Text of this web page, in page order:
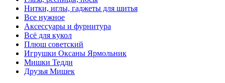
Нитки, иглы, гаджеты для шитья
Все нужное
Аксессуары и фурнитура
Всё для кукол
Плюш советский
Игрушки Оксаны Ярмольник
Мишки Тедди
Друзья Мишек